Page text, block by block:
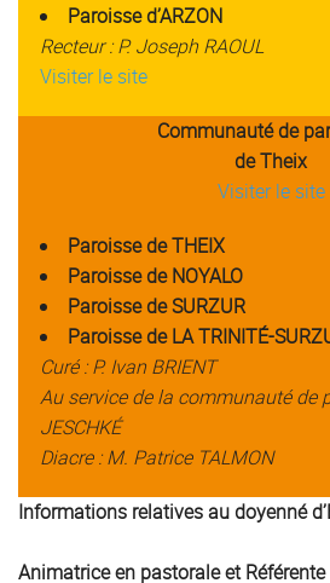
Paroisse d’ARZON
Recteur : P. Joseph RAOUL
Visiter le site
Communauté de
de Theix
Visiter le site
Paroisse de THEIX
Paroisse de NOYALO
Paroisse de SURZUR
Paroisse de LA TRINITÉ-
Curé : P. Ivan BRIENT
Au service de la communauté de
JESCHKÉ
Diacre : M. Patrice TALMON
Informations relatives au doyenné
Animatrice en pastorale et